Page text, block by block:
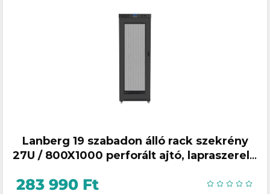
Lanberg 19 szabadon álló rack szekrény
27U / 800X1000 perforált ajtó, lapraszerelt,
283 990 Ft